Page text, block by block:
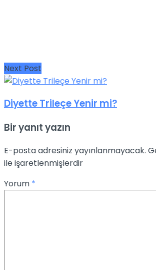
Next Post
Diyette Trileçe Yenir mi?
Bir yanıt yazın
E-posta adresiniz yayınlanmayacak.
ile işaretlenmişlerdir
Yorum *